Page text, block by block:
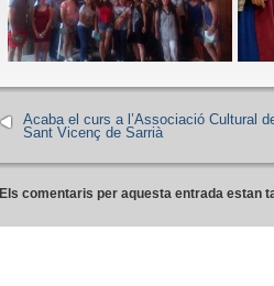
Acaba el curs a l’Associació Cultural
Sant Vicenç de Sarrià
Els comentaris per aquesta entrada estan